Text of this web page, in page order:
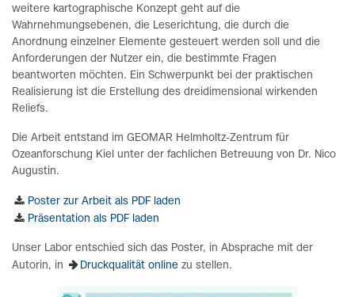
weitere kartographische Konzept geht auf die
Wahrnehmungsebenen, die Leserichtung, die durch die
Anordnung einzelner Elemente gesteuert werden soll und die
Anforderungen der Nutzer ein, die bestimmte Fragen
beantworten möchten. Ein Schwerpunkt bei der praktischen
Realisierung ist die Erstellung des dreidimensional wirkenden
Reliefs.
Die Arbeit entstand im GEOMAR Helmholtz-Zentrum für
Ozeanforschung Kiel unter der fachlichen Betreuung von Dr. Nico
Augustin.
Poster zur Arbeit als PDF laden
Präsentation als PDF laden
Unser Labor entschied sich das Poster, in Absprache mit der
Autorin, in
Druckqualität online zu stellen.